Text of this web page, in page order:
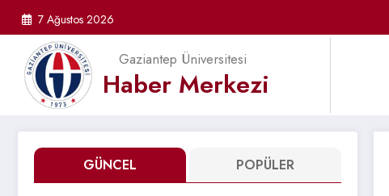
7 Ağustos 2026
Gaziantep Üniversitesi
Haber Merkezi
GÜNCEL POPÜLER